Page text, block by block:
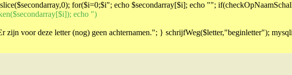
for($i=0;$i"; echo $secondarray[$i]; echo "";
echo ")
voor deze letter (nog) geen achternamen."; } schrijfWeg($letter,"beginletter");